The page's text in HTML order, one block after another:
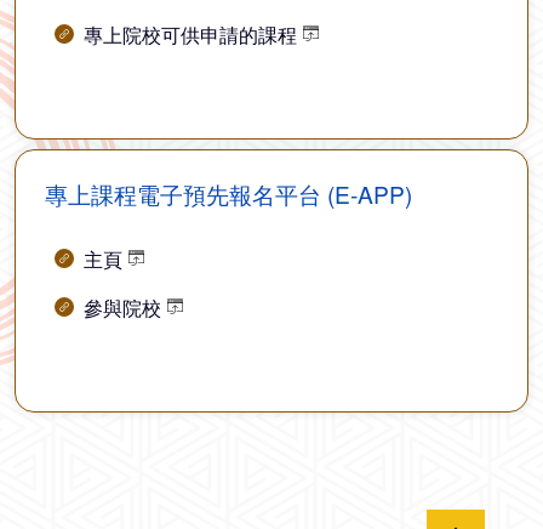
專上院校可供申請的課程
專上課程電子預先報名平台 (E-APP)
主頁
參與院校